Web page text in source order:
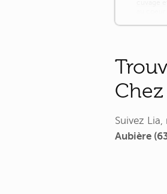
Suivez
Aubière